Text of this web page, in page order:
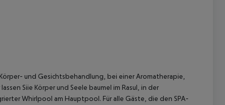
und Gesichtsbehandlung, bei einer Aromatherapie,
Siie Körper und Seele baumel im Rasul, in der
Whirlpool am Hauptpool. Für alle Gäste, die den SPA-